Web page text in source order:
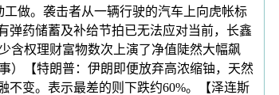
做。袭击者从一辆行驶的汽车上向虎帐标
弹药储蓄及补给节拍已无法应对当前，长鑫
含权理财富物数次上演了净值陡然大幅飙
）【特朗普：伊朗即便放弃高浓缩铀，天然
不变。表示最差的则下跌约60%。【泽连斯